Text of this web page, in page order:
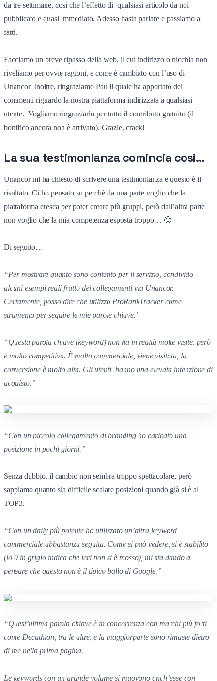
da tre settimane, cosi che l’effetto di qualsiasi articolo da noi
pubblicato è quasi immediato. Adesso basta parlare e passiamo ai
fatti.
Facciamo un breve ripasso della web, il cui indirizzo o nicchia non
riveliamo per ovvie ragioni, e come è cambiato con l’uso di
Unancor. Inoltre, ringraziamo Pau il quale ha apportato dei
commenti riguardo la nostra piattaforma indirizzata a qualsiasi
utente. Vogliamo ringraziarlo per tutto il contributo gratuito (il
bonifico ancora non è arrivato). Grazie, crack!
La sua testimonianza comincia cosi…
Unancor mi ha chiesto di scrivere una testimonianza e questo è il
risultato. Ci ho pensato su perchè da una parte voglio che la
piattaforma cresca per poter creare più gruppi, però dall’altra parte
non voglio che la mia competenza esposta troppo… 🙂
Di seguito…
“Per mostrare quanto sono contento per il servizio, condivido
alcuni esempi reali frutto dei collegamenti via Unancor.
Certamente, posso dire che utilizzo ProRankTrackercome
strumento per seguire le mie parole chiave.”
“Questa parola chiave (keyword) non ha in realtà molte visite, però
è molto competitiva. È molto commerciale, viene visitata, la
conversione è molto alta. Gli utenti hanno una elevata intenzione di
acquisto.”
“Con un piccolo collegamento di branding ho caricato una
posizione in pochi giorni.”
Senza dubbio, il cambio non sembra troppo spettacolare, però
sappiamo quanto sia difficile scalare posizioni quando già si è al
TOP3.
“Con un daily più potente ho utilizzato un’altra keyword
commerciale abbastanza seguita. Come si può vedere, si è stabilito
(lo 0 in grigio indica che ieri non si è mosso), mi sta dando a
pensare che questo non è il tipico ballo di Google.”
“Quest’ultima parola chiave è in concorrenza con marchi più forti
come Decathlon, tra le altre, e la maggiorparte sono rimaste dietro
di me nella prima pagina.
Le keywords con un grande volume si muovono anch’esse con